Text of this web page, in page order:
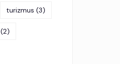
turizmus (3)
(2)